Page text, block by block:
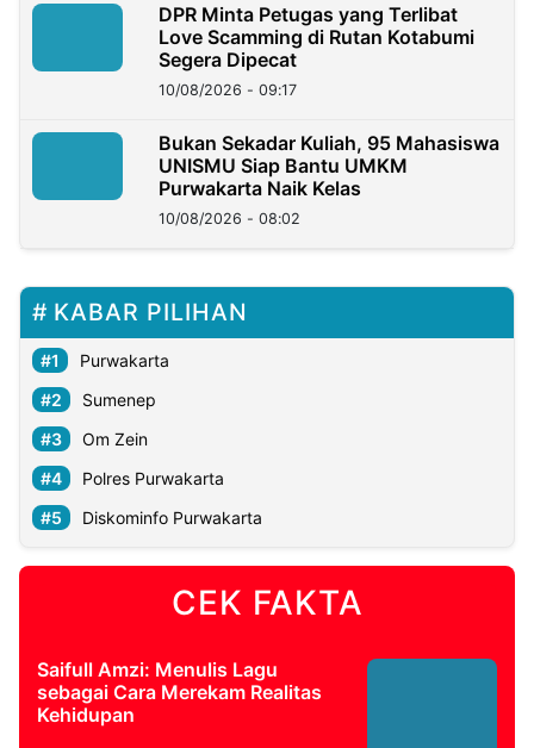
DPR Minta Petugas yang Terlibat
Love Scamming di Rutan Kotabumi
Segera Dipecat
10/08/2026 - 09:17
Bukan Sekadar Kuliah, 95 Mahasiswa
UNISMU Siap Bantu UMKM
Purwakarta Naik Kelas
10/08/2026 - 08:02
KABAR PILIHAN
Purwakarta
Sumenep
Om Zein
Polres Purwakarta
Diskominfo Purwakarta
CEK FAKTA
Saifull Amzi: Menulis Lagu
sebagai Cara Merekam Realitas
Kehidupan